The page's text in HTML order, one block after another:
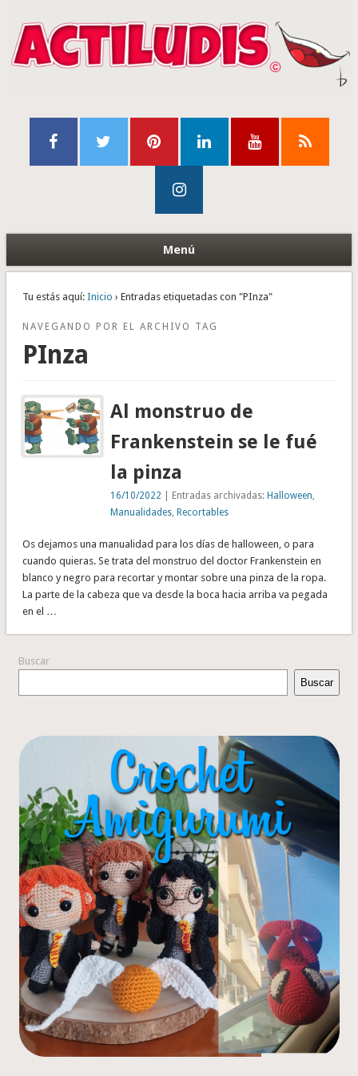
Menú
Tu estás aquí: Inicio › Entradas etiquetadas con "PInza"
NAVEGANDO POR EL ARCHIVO TAG
PInza
Al monstruo de
Frankenstein se le fué
la pinza
16/10/2022 | Entradas archivadas:Halloween
Manualidades ,Recortables
Os dejamos una manualidad para los días de halloween, o para
cuando quieras. Se trata del monstruo del doctor Frankenstein en
blanco y negro para recortar y montar sobre una pinza de la ropa.
La parte de la cabeza que va desde la boca hacia arriba va pegada
en el …
Buscar
Buscar